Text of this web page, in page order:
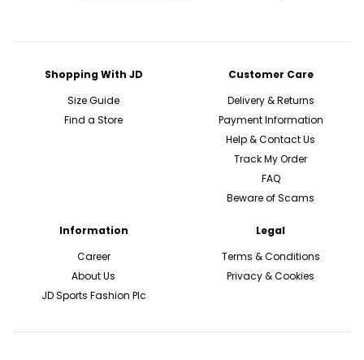
Shopping With JD
Size Guide
Find a Store
Customer Care
Delivery & Returns
Payment Information
Help & Contact Us
Track My Order
FAQ
Beware of Scams
Information
Career
About Us
JD Sports Fashion Plc
Legal
Terms & Conditions
Privacy & Cookies